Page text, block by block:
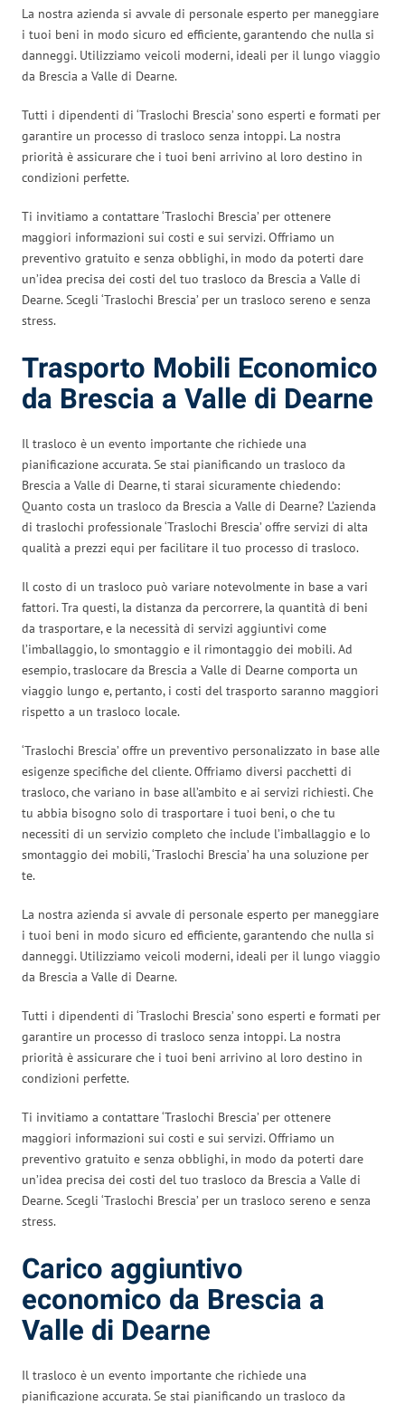
La nostra azienda si avvale di personale esperto per maneggiare
i tuoi beni in modo sicuro ed efficiente, garantendo che nulla si
danneggi. Utilizziamo veicoli moderni, ideali per il lungo viaggio
da Brescia a Valle di Dearne.
Tutti i dipendenti di ‘Traslochi Brescia’ sono esperti e formati per
garantire un processo di trasloco senza intoppi. La nostra
priorità è assicurare che i tuoi beni arrivino al loro destino in
condizioni perfette.
Ti invitiamo a contattare ‘Traslochi Brescia’ per ottenere
maggiori informazioni sui costi e sui servizi. Offriamo un
preventivo gratuito e senza obblighi, in modo da poterti dare
un’idea precisa dei costi del tuo trasloco da Brescia a Valle di
Dearne. Scegli ‘Traslochi Brescia’ per un trasloco sereno e senza
stress.
Trasporto Mobili Economico
da Brescia a Valle di Dearne
Il trasloco è un evento importante che richiede una
pianificazione accurata. Se stai pianificando un trasloco da
Brescia a Valle di Dearne, ti starai sicuramente chiedendo:
Quanto costa un trasloco da Brescia a Valle di Dearne? L’azienda
di traslochi professionale ‘Traslochi Brescia’ offre servizi di alta
qualità a prezzi equi per facilitare il tuo processo di trasloco.
Il costo di un trasloco può variare notevolmente in base a vari
fattori. Tra questi, la distanza da percorrere, la quantità di beni
da trasportare, e la necessità di servizi aggiuntivi come
l’imballaggio, lo smontaggio e il rimontaggio dei mobili. Ad
esempio, traslocare da Brescia a Valle di Dearne comporta un
viaggio lungo e, pertanto, i costi del trasporto saranno maggiori
rispetto a un trasloco locale.
‘Traslochi Brescia’ offre un preventivo personalizzato in base alle
esigenze specifiche del cliente. Offriamo diversi pacchetti di
trasloco, che variano in base all’ambito e ai servizi richiesti. Che
tu abbia bisogno solo di trasportare i tuoi beni, o che tu
necessiti di un servizio completo che include l’imballaggio e lo
smontaggio dei mobili, ‘Traslochi Brescia’ ha una soluzione per
te.
La nostra azienda si avvale di personale esperto per maneggiare
i tuoi beni in modo sicuro ed efficiente, garantendo che nulla si
danneggi. Utilizziamo veicoli moderni, ideali per il lungo viaggio
da Brescia a Valle di Dearne.
Tutti i dipendenti di ‘Traslochi Brescia’ sono esperti e formati per
garantire un processo di trasloco senza intoppi. La nostra
priorità è assicurare che i tuoi beni arrivino al loro destino in
condizioni perfette.
Ti invitiamo a contattare ‘Traslochi Brescia’ per ottenere
maggiori informazioni sui costi e sui servizi. Offriamo un
preventivo gratuito e senza obblighi, in modo da poterti dare
un’idea precisa dei costi del tuo trasloco da Brescia a Valle di
Dearne. Scegli ‘Traslochi Brescia’ per un trasloco sereno e senza
stress.
Carico aggiuntivo
economico da Brescia a
Valle di Dearne
Il trasloco è un evento importante che richiede una
pianificazione accurata. Se stai pianificando un trasloco da